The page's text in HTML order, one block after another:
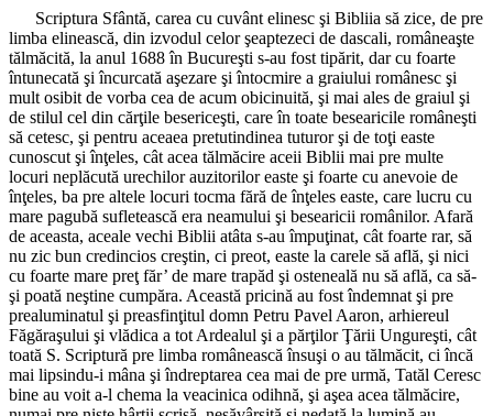
Scriptura Sfântă, carea cu cuvânt elinesc şi Bibliia să zice, de pre
limba elinească, din izvodul celor şeaptezeci de dascali, româneaşte
tălmăcită, la anul 1688 în Bucureşti s-au fost tipărit, dar cu foarte
întunecată şi încurcată aşezare şi întocmire a graiului românesc şi
mult osibit de vorba cea de acum obicinuită, şi mai ales de graiul şi
de stilul cel din cărţile besericeşti, care în toate besearicile româneşti
să cetesc, şi pentru aceaea pretutindinea tuturor şi de toţi easte
cunoscut şi înţeles, cât acea tălmăcire aceii Biblii mai pre multe
locuri neplăcută urechilor auzitorilor easte şi foarte cu anevoie de
înţeles, ba pre altele locuri tocma fără de înţeles easte, care lucru cu
mare pagubă sufletească era neamului şi besearicii românilor. Afară
de aceasta, aceale vechi Biblii atâta s-au împuţinat, cât foarte rar, să
nu zic bun credincios creştin, ci preot, easte la carele să află, şi nici
cu foarte mare preţ făr’ de mare trapăd şi osteneală nu să află, ca să-
şi poată neştine cumpăra. Această pricină au fost îndemnat şi pre
prealuminatul şi preasfinţitul domn Petru Pavel Aaron, arhiereul
Făgăraşului şi vlădica a tot Ardealul şi a părţilor Ţării Ungureşti, cât
toată S. Scriptură pre limba românească însuşi o au tălmăcit, ci încă
mai lipsindu-i mâna şi îndreptarea cea mai de pre urmă, Tatăl Ceresc
bine au voit a-l chema la veacinica odihnă, şi aşea acea tălmăcire,